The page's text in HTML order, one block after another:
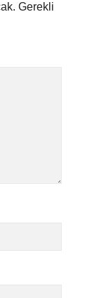
Gerekli